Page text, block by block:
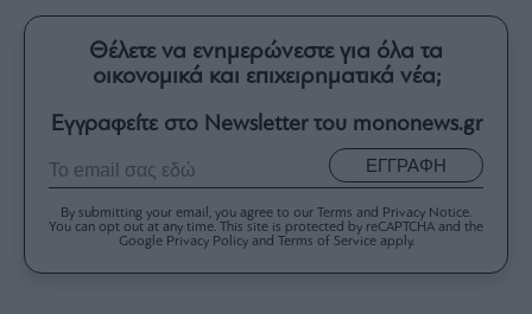
Θέλετε να ενημερώνεστε για όλα τα
οικονομικά και επιχειρηματικά νέα;
Εγγραφείτε στο Newsletter του mononews.gr
ΕΓΓΡΑΦΗ
By submitting your email, you agree to our Terms and Privacy Notice.
You can opt out at any time. This site is protected by reCAPTCHA and the
Google Privacy Policy and Terms of Service apply.